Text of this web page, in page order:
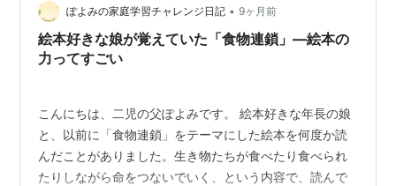
っている人 「行ってよかった」という声だけで…
ぽよみの家庭学習チャレンジ日記 • 9ヶ月前
絵本好きな娘が覚えていた「食物連鎖」―絵本の
力ってすごい
こんにちは、二児の父ぽよみです。 絵本好きな年長の娘
と、以前に「食物連鎖」をテーマにした絵本を何度か読
んだことがありました。生き物たちが食べたり食べられ
たりしながら命をつないでいく、という内容で、読んで